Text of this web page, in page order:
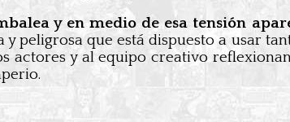
y en medio de esa tensión
y peligrosa que está dispuesto a usar
actores y al equipo creativo